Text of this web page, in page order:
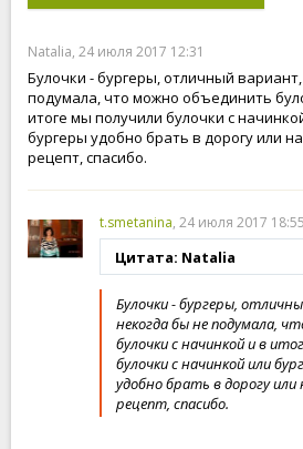
Natalia, 24 июля 2017 12:31
Булочки - бургеры, отличный
подумала, что можно объединить
итоге мы получили булочки с
бургеры удобно брать в дорогу или
рецепт, спасибо.
t.smetanina, 24 июля 2017 18:55
Цитата: Natalia
Булочки - бургеры,
некогда бы не подумала,
булочки с начинкой и в
булочки с начинкой или
удобно брать в дорогу или
рецепт, спасибо.